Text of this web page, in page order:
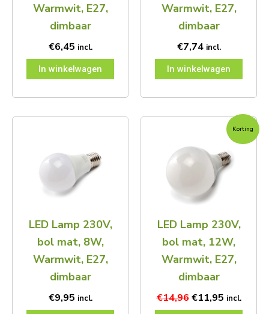
Warmwit, E27,
dimbaar
€6,45 incl.
In winkelwagen
Warmwit, E27,
dimbaar
€7,74 incl.
In winkelwagen
LED Lamp 230V,
bol mat, 8W,
Warmwit, E27,
dimbaar
€9,95 incl.
Korting
LED Lamp 230V,
bol mat, 12W,
Warmwit, E27,
dimbaar
€14,96
Oorspronkelijke
was:
€14,96.
€11,95
Huidige
prijs
€11,95.
incl.